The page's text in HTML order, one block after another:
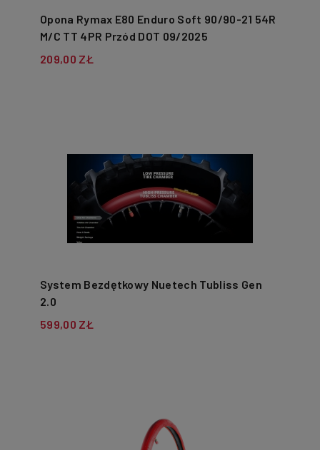
Opona Rymax E80 Enduro Soft 90/90-21 54R
M/C TT 4PR Przód DOT 09/2025
209,00 ZŁ
System Bezdętkowy Nuetech Tubliss Gen
2.0
599,00 ZŁ